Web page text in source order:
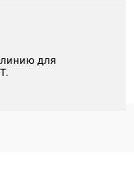
линию для